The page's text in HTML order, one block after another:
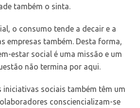
também o sinta.
o consumo tende a decair e a
empresas também. Desta forma,
estar social é uma missão e um
não termina por aqui.
iniciativas sociais também têm um
consciencializam-se